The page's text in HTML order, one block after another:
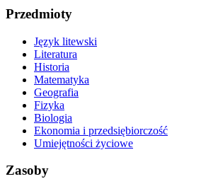
Przedmioty
Język litewski
Literatura
Historia
Matematyka
Geografia
Fizyka
Biologia
Ekonomia i przedsiębiorczość
Umiejętności życiowe
Zasoby